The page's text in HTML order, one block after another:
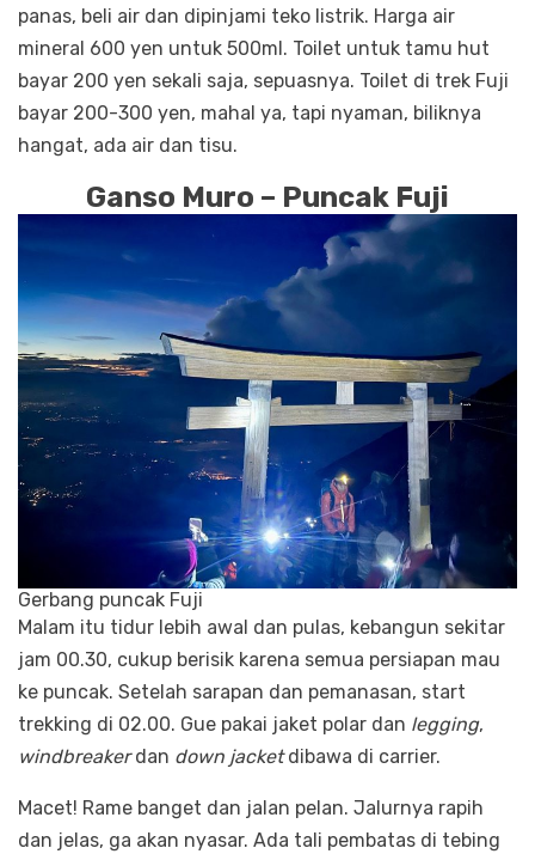
panas, beli air dan dipinjami teko listrik. Harga air
mineral 600 yen untuk 500ml. Toilet untuk tamu hut
bayar 200 yen sekali saja, sepuasnya. Toilet di trek Fuji
bayar 200-300 yen, mahal ya, tapi nyaman, biliknya
hangat, ada air dan tisu.
Ganso Muro – Puncak Fuji
Gerbang puncak Fuji
Malam itu tidur lebih awal dan pulas, kebangun sekitar
jam 00.30, cukup berisik karena semua persiapan mau
ke puncak. Setelah sarapan dan pemanasan, start
trekking di 02.00. Gue pakai jaket polar dan legging,
windbreakerdan down jacketdibawa di carrier.
Macet! Rame banget dan jalan pelan. Jalurnya rapih
dan jelas, ga akan nyasar. Ada tali pembatas di tebing